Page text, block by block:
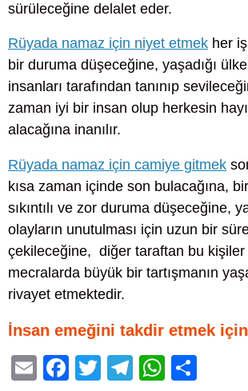
sürüleceğine delalet eder.
Rüyada namaz için niyet etmek her
bir duruma düşeceğine, yaşadığı
insanları tarafından tanınıp
zaman iyi bir insan olup herkesin
alacağına inanılır.
Rüyada namaz için camiye gitmek
kısa zaman içinde son bulacağına,
sıkıntılı ve zor duruma düşeceğine,
olayların unutulması için uzun bir
çekileceğine, diğer taraftan bu kişiler
mecralarda büyük bir tartışmanın
rivayet etmektedir.
İnsan emeğini takdir etmek için
E
F
T
T
W